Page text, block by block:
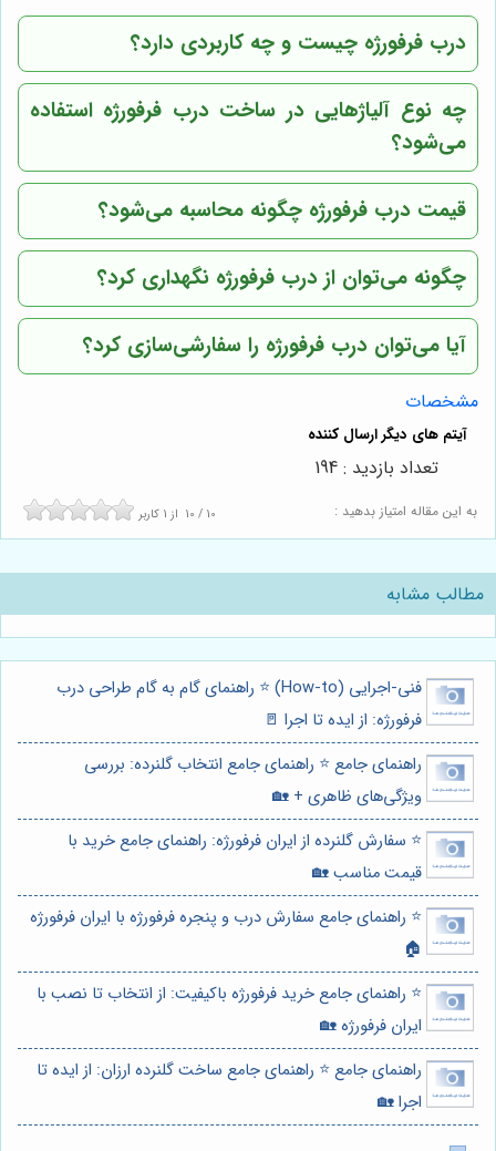
درب فرفورژه چیست و چه کاربردی دارد؟
چه نوع آلیاژهایی در ساخت درب فرفورژه استفاده
می‌شود؟
قیمت درب فرفورژه چگونه محاسبه می‌شود؟
چگونه می‌توان از درب فرفورژه نگهداری کرد؟
آیا می‌توان درب فرفورژه را سفارشی‌سازی کرد؟
مشخصات
به این مقاله امتیاز بدهید : 10 / 10 از 1 کاربر
تعداد بازدید : 194
مطالب مشابه
فنی-اجرایی (How-to) ⭐️ راهنمای گام به گام طراحی درب
فرفورژه: از ایده تا اجرا 🚪
راهنمای جامع ⭐️ راهنمای جامع انتخاب گلنرده: بررسی
ویژگی‌های ظاهری + 🏡
⭐️ سفارش گلنرده از ایران فرفورژه: راهنمای جامع خرید با
قیمت مناسب 🏡
⭐️ راهنمای جامع سفارش درب و پنجره فرفورژه با ایران فرفورژه
🏠
⭐️ راهنمای جامع خرید فرفورژه باکیفیت: از انتخاب تا نصب با
ایران فرفورژه 🏡
راهنمای جامع ⭐️ راهنمای جامع ساخت گلنرده ارزان: از ایده تا
اجرا 🏡